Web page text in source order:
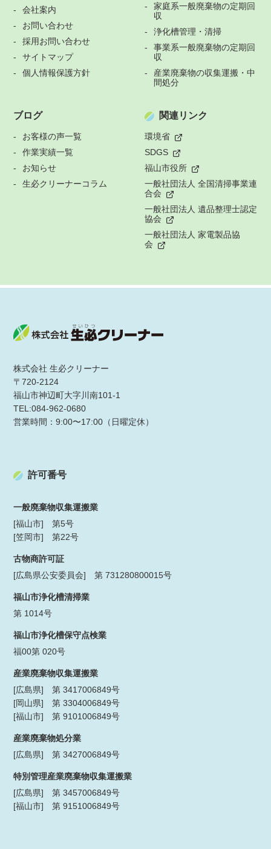
会社案内
お問い合わせ
採用お問い合わせ
サイトマップ
個人情報保護方針
家庭系一般廃棄物の定期回
収
浄化槽管理・清掃
事業系一般廃棄物の定期回
収
産業廃棄物の収集運搬・中
間処分
ブログ
お客様の声一覧
作業実績一覧
お知らせ
生必クリーナーコラム
関連リンク
環境省
SDGS
福山市役所
一般社団法人 全国清掃事業連
合会
一般社団法人 遺品整理士認定
協会
一般社団法人 家電製品協
会
株式会社 生必クリーナー
〒720-2124
福山市神辺町大字川南101-1
TEL:084-962-0680
営業時間：9:00〜17:00（日曜定休）
許可番号
一般廃棄物収集運搬業
[福山市] 第5号
[笠岡市] 第22号
古物商許可証
[広島県公安委員会] 第 731280800015号
福山市浄化槽清掃業
第 1014号
福山市浄化槽保守点検業
福00第 020号
産業廃棄物収集運搬業
[広島県] 第 3417006849号
[岡山県] 第 3304006849号
[福山市] 第 9101006849号
産業廃棄物処分業
[広島県] 第 3427006849号
特別管理産業廃棄物収集運搬業
[広島県] 第 3457006849号
[福山市] 第 9151006849号